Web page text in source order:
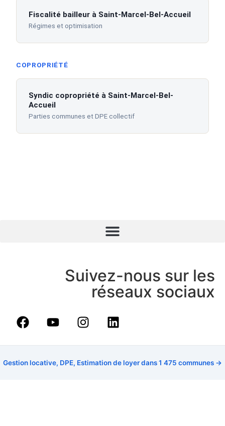
Fiscalité bailleur à Saint-Marcel-Bel-Accueil
Régimes et optimisation
COPROPRIÉTÉ
Syndic copropriété à Saint-Marcel-Bel-
Accueil
Parties communes et DPE collectif
Suivez-nous sur les
réseaux sociaux
Gestion locative, DPE, Estimation de loyer dans 1 475 communes →